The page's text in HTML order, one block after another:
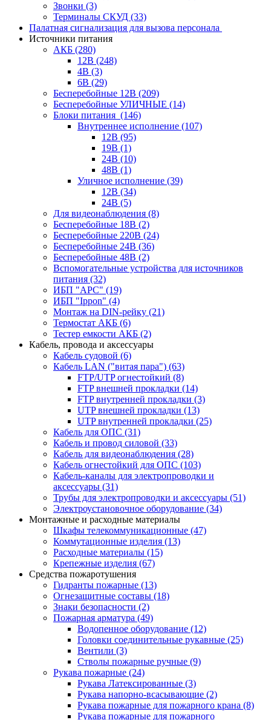
Звонки (3)
Терминалы СКУД (33)
Палатная сигнализация для вызова персонала
Источники питания
АКБ (280)
12В (248)
4В (3)
6В (29)
Бесперебойные 12В (209)
Бесперебойные УЛИЧНЫЕ (14)
Блоки питания (146)
Внутреннее исполнение (107)
12В (95)
19В (1)
24В (10)
48В (1)
Уличное исполнение (39)
12В (34)
24В (5)
Для видеонаблюдения (8)
Бесперебойные 18В (2)
Бесперебойные 220В (24)
Бесперебойные 24В (36)
Бесперебойные 48В (2)
Вспомогательные устройства для источников
питания (32)
ИБП "APC" (19)
ИБП "Ippon" (4)
Монтаж на DIN-рейку (21)
Термостат АКБ (6)
Тестер емкости АКБ (2)
Кабель, провода и аксессуары
Кабель судовой (6)
Кабель LAN ("витая пара") (63)
FTP/UTP огнестойкий (8)
FTP внешней прокладки (14)
FTP внутренней прокладки (3)
UTP внешней прокладки (13)
UTP внутренней прокладки (25)
Кабель для ОПС (31)
Кабель и провод силовой (33)
Кабель для видеонаблюдения (28)
Кабель огнестойкий для ОПС (103)
Кабель-каналы для электропроводки и
аксессуары (31)
Трубы для электропроводки и аксессуары (51)
Электроустановочное оборудование (34)
Монтажные и расходные материалы
Шкафы телекоммуникационные (47)
Коммутационные изделия (13)
Расходные материалы (15)
Крепежные изделия (67)
Средства пожаротушения
Гидранты пожарные (13)
Огнезащитные составы (18)
Знаки безопасности (2)
Пожарная арматура (49)
Водопенное оборудование (12)
Головки соединительные рукавные (25)
Вентили (3)
Стволы пожарные ручные (9)
Рукава пожарные (24)
Рукава Латексированные (3)
Рукава напорно-всасывающие (2)
Рукава пожарные для пожарного крана (8)
Рукава пожарные для пожарного